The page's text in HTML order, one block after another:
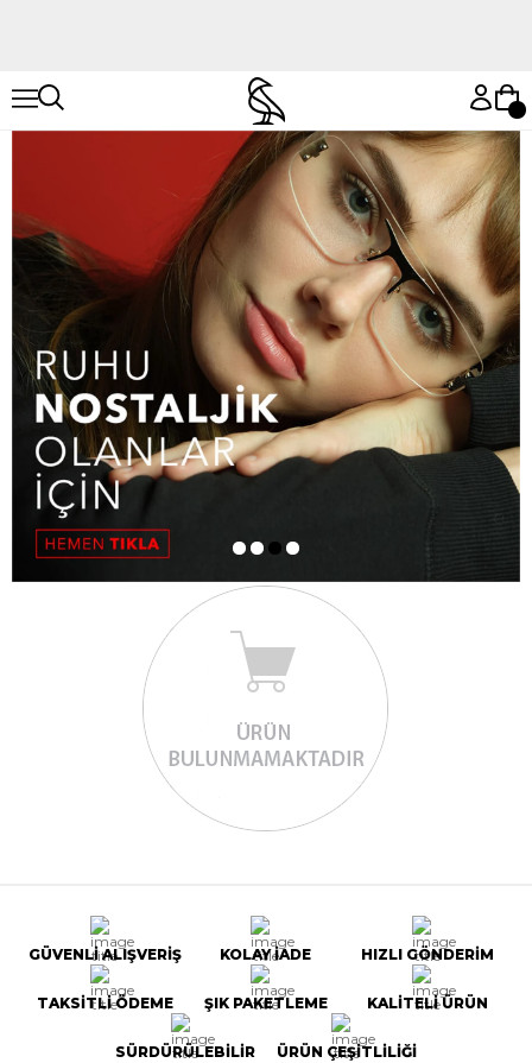
GÜVENLİ ALIŞVERİŞ KOLAY İADE HIZLI GÖNDERİM
TAKSİTLİ ÖDEME ŞIK PAKETLEME KALİTELİ ÜRÜN
SÜRDÜRÜLEBİLİR ÜRÜN ÇEŞİTLİLİĞİ